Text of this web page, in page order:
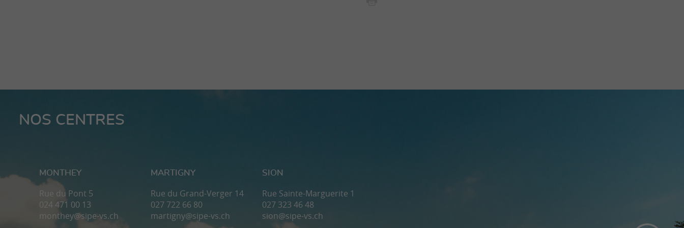
NOS CENTRES
MONTHEY
Rue du Pont 5
024 471 00 13
monthey@sipe-vs.ch
MARTIGNY
Rue du Grand-Verger 14
027 722 66 80
martigny@sipe-vs.ch
SION
Rue Sainte-Marguerite 1
027 323 46 48
sion@sipe-vs.ch